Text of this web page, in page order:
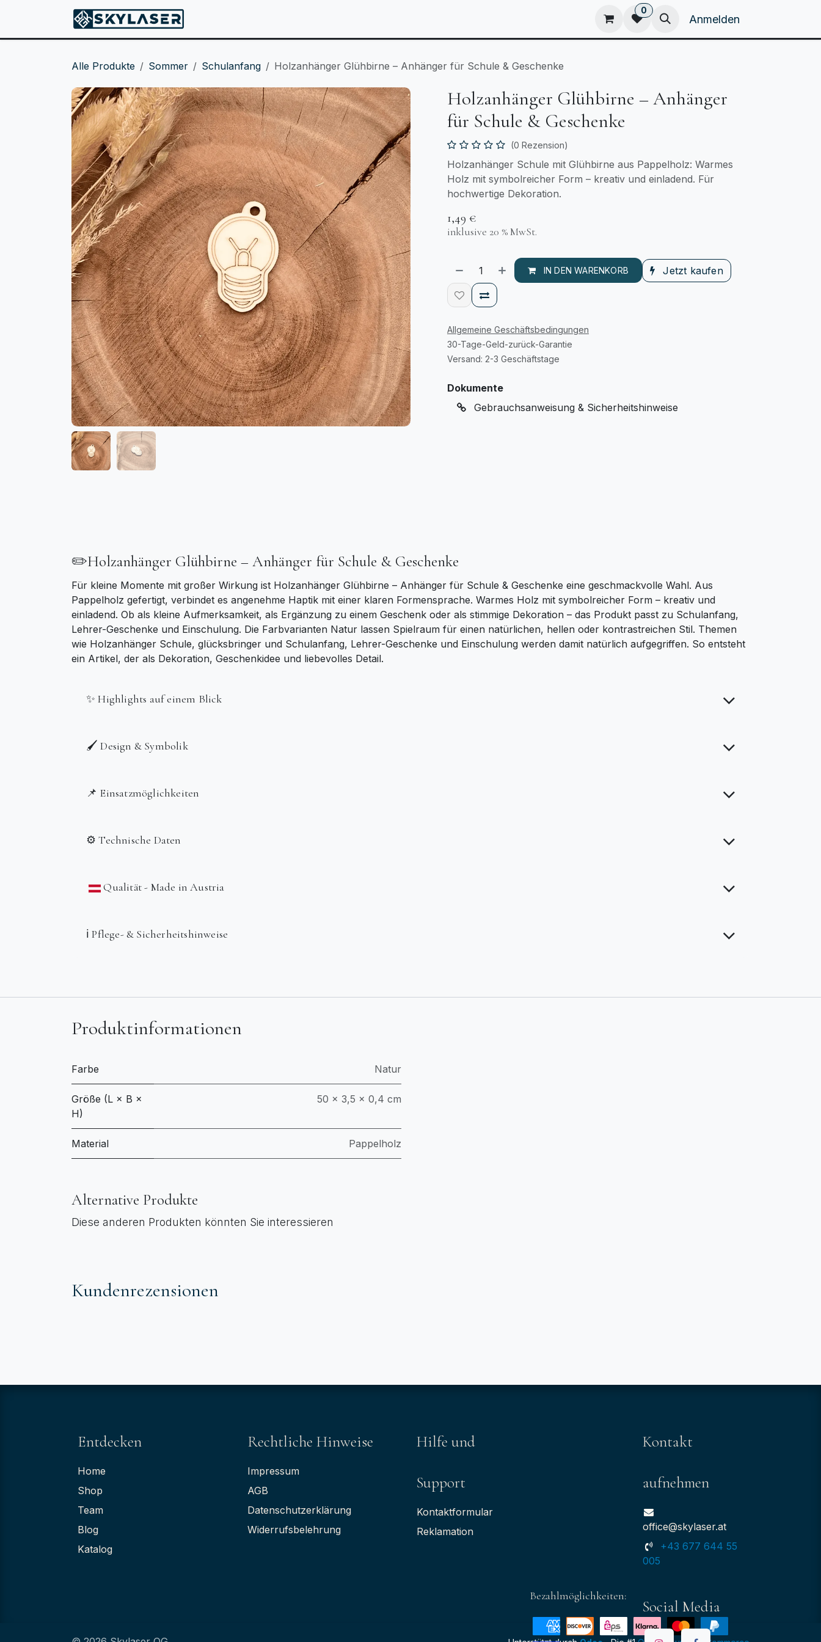
Kataloge Home
0
Anmelden
Alle Produkte Sommer Schulanfang Holzanhänger Glühbirne – Anhänger für Schule & Geschenke
Holzanhänger Glühbirne – Anhänger
für Schule & Geschenke
(0 Rezension)
Holzanhänger Schule mit Glühbirne aus Pappelholz: Warmes
Holz mit symbolreicher Form – kreativ und einladend. Für
hochwertige Dekoration.
1,49 €
inklusive 20 % MwSt.
IN DEN WARENKORB Jetzt kaufen
Allgemeine Geschäftsbedingungen
30-Tage-Geld-zurück-Garantie
Versand: 2-3 Geschäftstage
Dokumente
Gebrauchsanweisung & Sicherheitshinweise
✏️Holzanhänger Glühbirne – Anhänger für Schule & Geschenke
Für kleine Momente mit großer Wirkung ist Holzanhänger Glühbirne – Anhänger für Schule & Geschenke eine geschmackvolle Wahl. Aus
Pappelholz gefertigt, verbindet es angenehme Haptik mit einer klaren Formensprache. Warmes Holz mit symbolreicher Form – kreativ und
einladend. Ob als kleine Aufmerksamkeit, als Ergänzung zu einem Geschenk oder als stimmige Dekoration – das Produkt passt zu Schulanfang,
Lehrer-Geschenke und Einschulung. Die Farbvarianten Natur lassen Spielraum für einen natürlichen, hellen oder kontrastreichen Stil. Themen
wie Holzanhänger Schule, glücksbringer und Schulanfang, Lehrer-Geschenke und Einschulung werden damit natürlich aufgegriffen. So entsteht
ein Artikel, der als Dekoration, Geschenkidee und liebevolles Detail.
✨ Highlights auf einem Blick
🖌️ Design & Symbolik
📌 Einsatzmöglichkeiten
⚙️ Technische Daten
Qualität - Made in Austria
ℹ️ Pflege- & Sicherheitshinweise
Produktinformationen
Farbe Natur
Größe (L × B ×
H)
50 × 3,5 × 0,4 cm
Material Pappelholz
Alternative Produkte
Diese anderen Produkten könnten Sie interessieren
Kundenrezensionen
Bezahlmöglichkeiten:
Rechtliche Hinweise
Impressum
AGB
Datenschutzerklärung
Widerrufsbelehrung
Hilfe und
Support
Kontaktformular
Reklamation
Entdecken
Home
Shop
Team
Blog
Katalog
Kontakt
aufnehmen
office@skylaser.at
+43 677 644 55
005
Social Media